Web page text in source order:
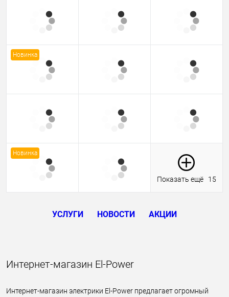
Новинка
Новинка
Показать ещё 15
УСЛУГИ НОВОСТИ АКЦИИ
Интернет-магазин El-Power
Интернет-магазин электрики El-Power предлагает огромный